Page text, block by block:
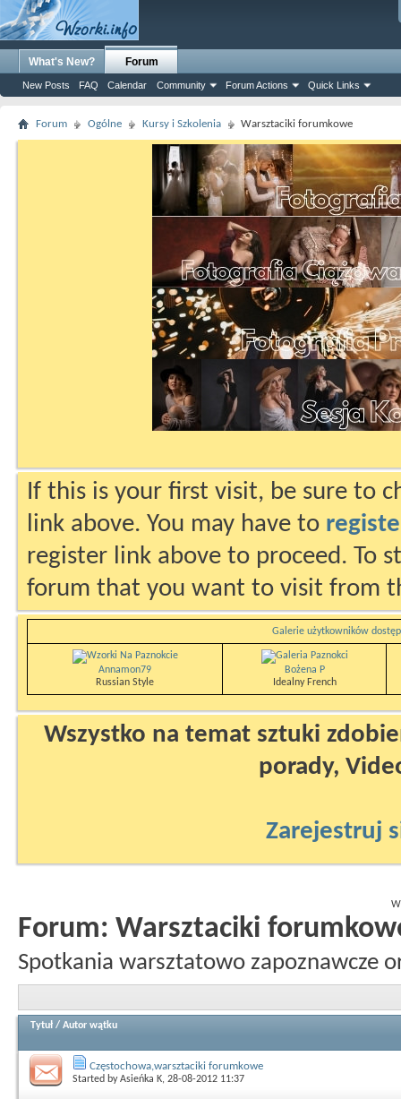
What's New? Forum
New Posts FAQ Calendar Community Forum Actions Quick Links
Forum Ogólne Kursy i Szkolenia Warsztaciki forumkowe
If this is your first visit, be sure to
link above. You may have to
register link above to proceed. To
forum that you want to visit from
Galerie użytkowników
Annamon79
Russian Style
Bożena P
Idealny French
Wszystko na temat sztuki
porady,
Zarejestruj
Forum: Warsztaciki
Spotkania warsztatowo zapoznawcze
Tytuł / Autor wątku
Częstochowa,warsztaciki forumkowe
Started byAsieńka K, 28-08-2012 11:37